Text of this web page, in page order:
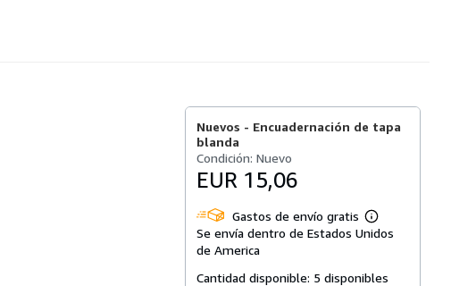
Nuevos - Encuadernación de tapa
blanda
Condición: Nuevo
EUR 15,06
Gastos de envío gratis
Más
información
tarifas
Se envía dentro de Estados Unidos
de America
Cantidad disponible: 5 disponibles